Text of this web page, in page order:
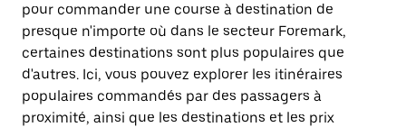
pour commander une course à destination de
presque n'importe où dans le secteur Foremark,
certaines destinations sont plus populaires que
d'autres. Ici, vous pouvez explorer les itinéraires
populaires commandés par des passagers à
proximité, ainsi que les destinations et les prix